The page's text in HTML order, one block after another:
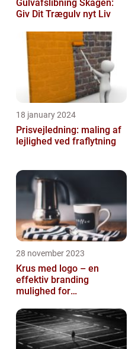
Gulvafslibning Skagen:
Giv Dit Trægulv nyt Liv
18 january 2024
Prisvejledning: maling af
lejlighed ved fraflytning
28 november 2023
Krus med logo – en
effektiv branding
mulighed for